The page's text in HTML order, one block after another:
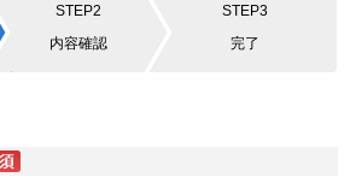
STEP2
内容確認
STEP3
完了